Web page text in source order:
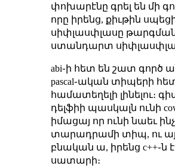
փոխարէնը գրել են մի
որը իրենց, քիւթին
սիփլասփլասը
ստանդարտ
abi֊ի հետ են շատ գործ
pascal֊ական տիպերի
համատեղելի լինելու։
դելֆիի պասկալն ունի
իմացայ որ ունի նաեւ
տարադրամի տիպ, ու
բնական ա, իրենց c++֊ն
սատարի։